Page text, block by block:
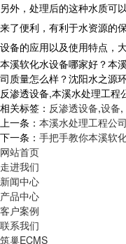
另外，处理后的这种水质可
来了便利，有利于水资源的
设备的应用以及使用特点，
本溪软化水设备哪家好？本
司质量怎么样？沈阳水之源
反渗透设备,本溪水处理工
相关标签： 反渗透设备,设备,
上一条： 本溪水处理工程公
下一条： 手把手教你本溪软
网站首页
走进我们
新闻中心
产品中心
客户案例
联系我们
筑巢ECMS